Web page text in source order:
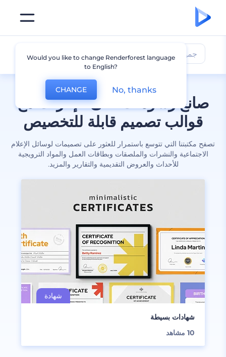
صانع رسومات على الإنترنت مع
قوالب تصميم قابلة للتخصيص
تصفح مكتبتنا التي تتوسع باستمرار للعثور على تصميمات لوسائل الإعلام
الاجتماعية والنشرات والملصقات وبطاقات العمل والمواد الترويجية
للأحداث والعروض التقديمية والتقارير والمزيد.
جميع التصميمات
شهادات بسيطة
10 مشاهد
Would you like to change Renderforest language
to English?
CHANGE No, thanks